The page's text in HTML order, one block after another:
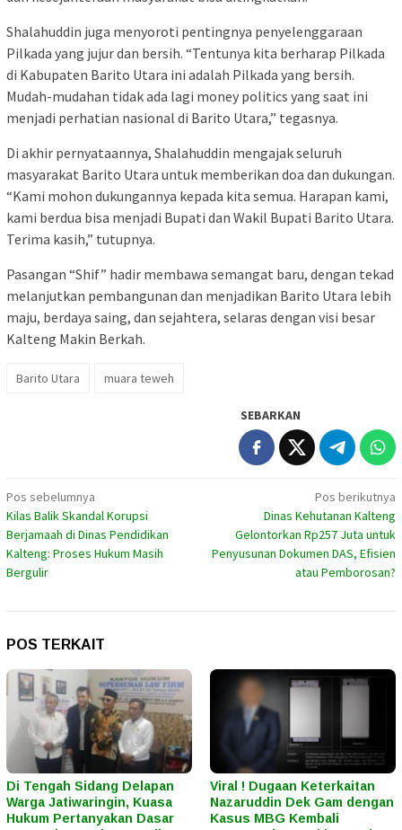
Shalahuddin juga menyoroti pentingnya penyelenggaraan
Pilkada yang jujur dan bersih. “Tentunya kita berharap Pilkada
di Kabupaten Barito Utara ini adalah Pilkada yang bersih.
Mudah-mudahan tidak ada lagi money politics yang saat ini
menjadi perhatian nasional di Barito Utara,” tegasnya.
Di akhir pernyataannya, Shalahuddin mengajak seluruh
masyarakat Barito Utara untuk memberikan doa dan dukungan.
“Kami mohon dukungannya kepada kita semua. Harapan kami,
kami berdua bisa menjadi Bupati dan Wakil Bupati Barito Utara.
Terima kasih,” tutupnya.
Pasangan “Shif” hadir membawa semangat baru, dengan tekad
melanjutkan pembangunan dan menjadikan Barito Utara lebih
maju, berdaya saing, dan sejahtera, selaras dengan visi besar
Kalteng Makin Berkah.
Barito Utara muara teweh
SEBARKAN
Navigasi
pos
Pos sebelumnya
Kilas Balik Skandal Korupsi
Berjamaah di Dinas Pendidikan
Kalteng: Proses Hukum Masih
Bergulir
Pos berikutnya
Dinas Kehutanan Kalteng
Gelontorkan Rp257 Juta untuk
Penyusunan Dokumen DAS, Efisien
atau Pemborosan?
POS TERKAIT
Di Tengah Sidang Delapan
Warga Jatiwaringin, Kuasa
Hukum Pertanyakan Dasar
Viral ! Dugaan Keterkaitan
Nazaruddin Dek Gam dengan
Kasus MBG Kembali